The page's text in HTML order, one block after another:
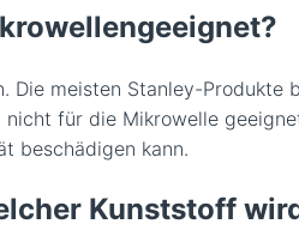
Die meisten Stanley-Produkte
nicht für die Mikrowelle
beschädigen kann.
Kunststoff